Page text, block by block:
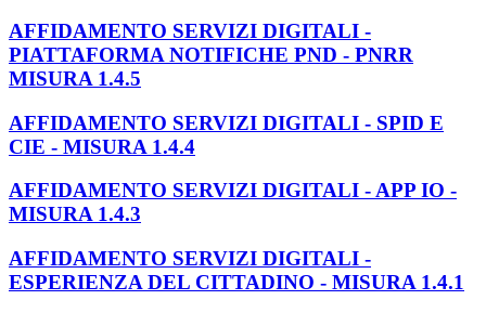
AFFIDAMENTO SERVIZI DIGITALI -
PIATTAFORMA NOTIFICHE PND - PNRR
MISURA 1.4.5
AFFIDAMENTO SERVIZI DIGITALI - SPID E
CIE - MISURA 1.4.4
AFFIDAMENTO SERVIZI DIGITALI - APP IO -
MISURA 1.4.3
AFFIDAMENTO SERVIZI DIGITALI -
ESPERIENZA DEL CITTADINO - MISURA 1.4.1